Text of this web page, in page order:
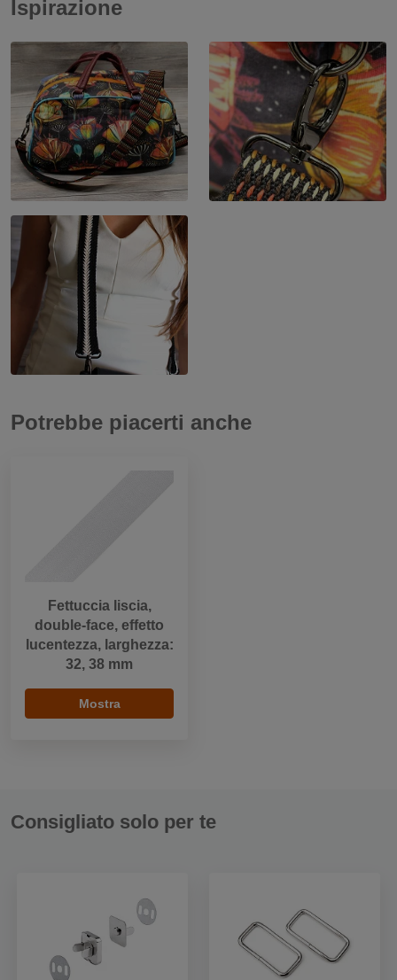
Ispirazione
Potrebbe piacerti anche
Fettuccia liscia,
double-face, effetto
lucentezza, larghezza:
32, 38 mm
Mostra
Consigliato solo per te